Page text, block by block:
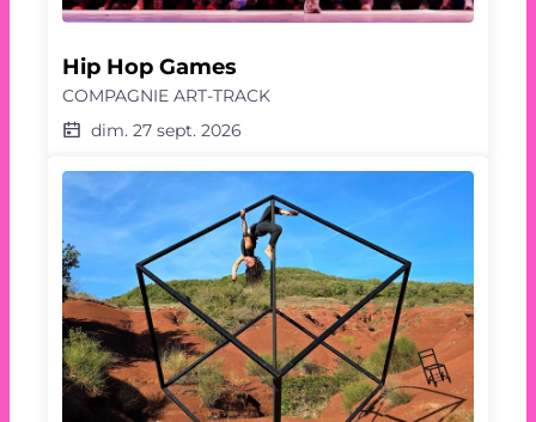
Hip Hop Games
COMPAGNIE ART-TRACK
dim. 27 sept. 2026